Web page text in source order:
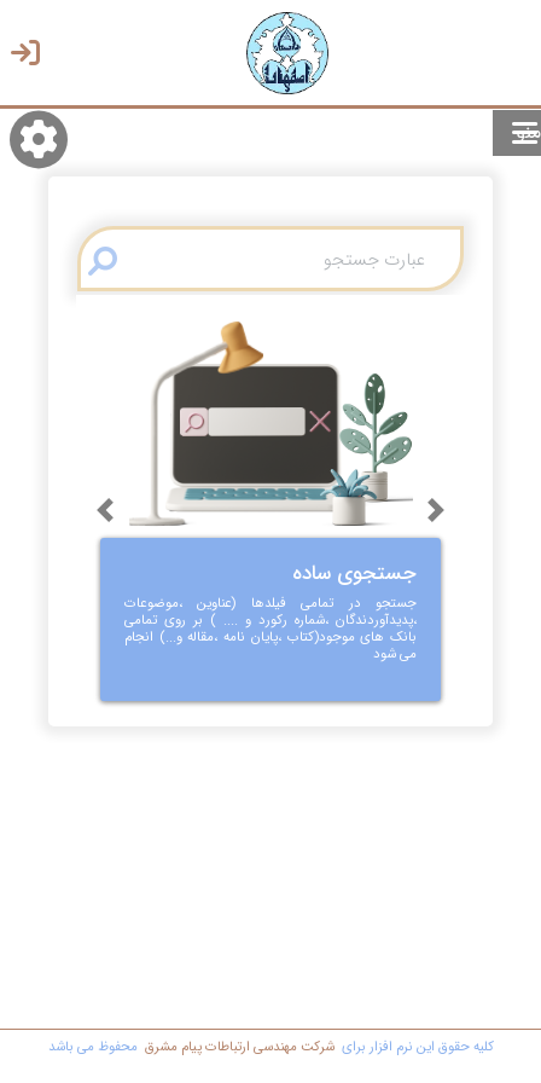
منو
انتخاب زبان
جستجوی ساده
جستجو در تمامی فیلدها (عناوین ،موضوعات
،پدیدآوردندگان ،شماره رکورد و .... ) بر روی تمامی
بانک های موجود(کتاب ،پایان نامه ،مقاله و...) انجام
می شود
Previous Next
کليه حقوق اين نرم افزار برای شرکت مهندسي ارتباطات پیام مشرق محفوظ مي باشد